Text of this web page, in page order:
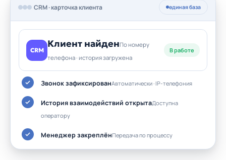
CRM · карточка клиента единая база
CRM
Клиент найденПо номеру
телефона · история загружена
В работе
Звонок зафиксированАвтоматически · IP-телефония
История взаимодействий открытаДоступна
оператору
Менеджер закреплёнПередача по процессу